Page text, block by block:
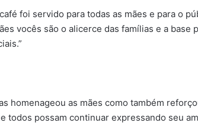
foi servido para todas as mães e para o
vocês são o alicerce das famílias e a base
homenageou as mães como também
todos possam continuar expressando seu